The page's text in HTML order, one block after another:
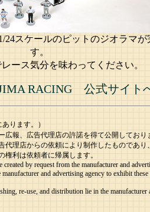
24スケールのピットのジオラマが
す。
ース気分を味わってください。
RACING 公式サイト
ります。）
広報、広告代理店の許諾を得て公開しており
代理店からの依頼により制作したものであり
権利は依頼者に帰属します。
by request from the manufacturer and
and advertising agency to exhibit these
re-use, and distribution lie in the manufacturer